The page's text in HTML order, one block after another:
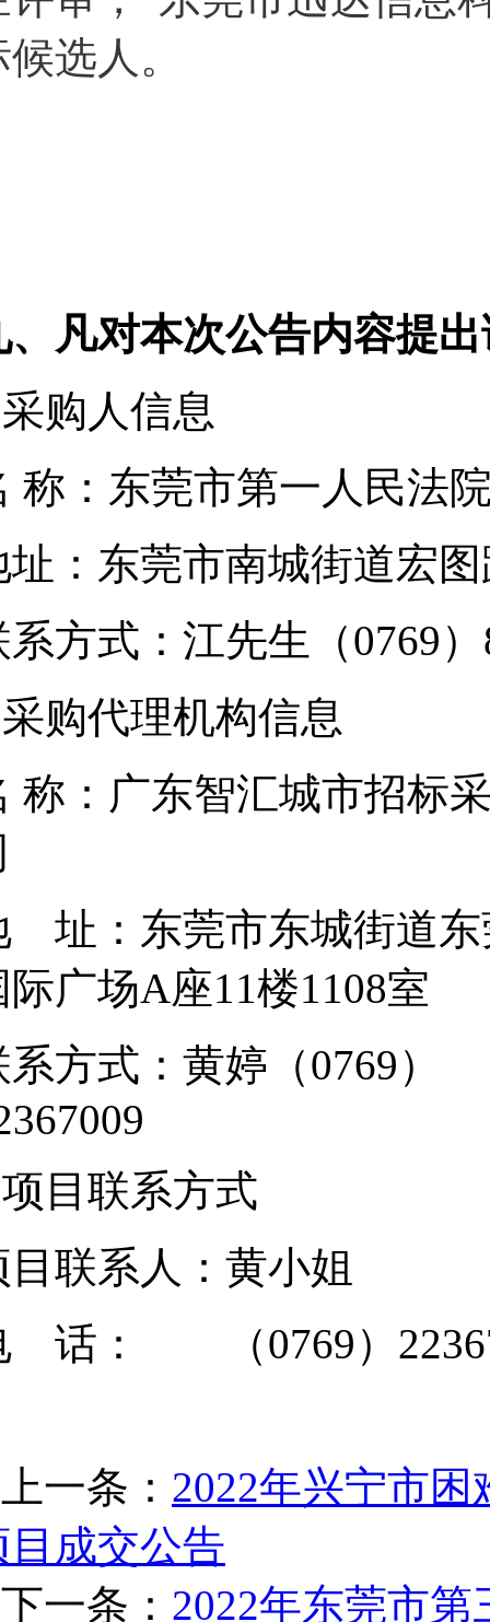
选人。
、凡对本次公告内容提
购人信息
称：东莞市第一
址：东莞市南
系方式：江先生
购代理机构信息
称：广东智汇城市招标
址：东莞市东城街道东
际广场A
方式：黄婷（0769）
目联系方式
目联系人：黄小姐
话： （0769）
上一条： 2022年兴宁市
目成交公告
下一条： 2022年东莞市